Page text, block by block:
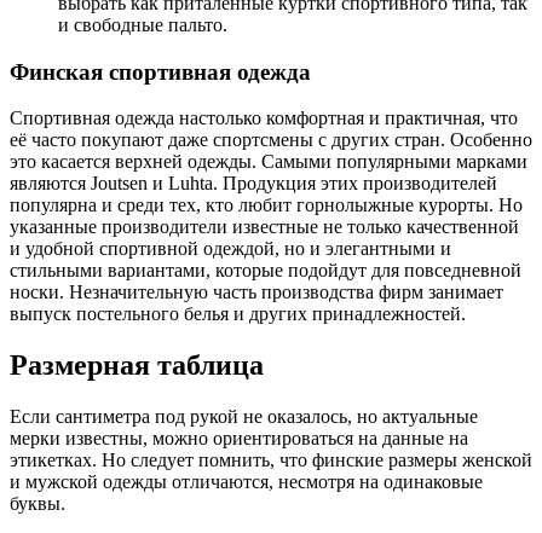
и свободные пальто.
Финская спортивная одежда
Спортивная одежда настолько комфортная и практичная, что
её часто покупают даже спортсмены с других стран. Особенно
это касается верхней одежды. Самыми популярными марками
являются Joutsen и Luhta. Продукция этих производителей
популярна и среди тех, кто любит горнолыжные курорты. Но
указанные производители известные не только качественной
и удобной спортивной одеждой, но и элегантными и
стильными вариантами, которые подойдут для повседневной
носки. Незначительную часть производства фирм занимает
выпуск постельного белья и других принадлежностей.
Размерная таблица
Если сантиметра под рукой не оказалось, но актуальные
мерки известны, можно ориентироваться на данные на
этикетках. Но следует помнить, что финские размеры женской
и мужской одежды отличаются, несмотря на одинаковые
буквы.